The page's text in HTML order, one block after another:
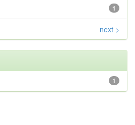
1
next >
1